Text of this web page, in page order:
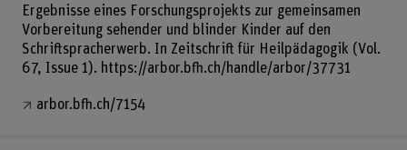
Ergebnisse eines Forschungsprojekts zur gemeinsamen
Vorbereitung sehender und blinder Kinder auf den
Schriftspracherwerb. In Zeitschrift für Heilpädagogik (Vol.
67, Issue 1). https://arbor.bfh.ch/handle/arbor/37731
arbor.bfh.ch/7154